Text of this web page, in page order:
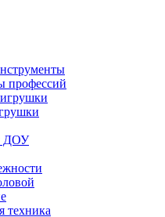
профессий
ДОУ
техника